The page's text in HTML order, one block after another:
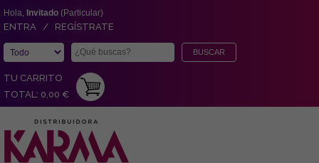
Hola, Invitado (Particular)
ENTRA / REGÍSTRATE
TU CARRITO
TOTAL: 0,00 €